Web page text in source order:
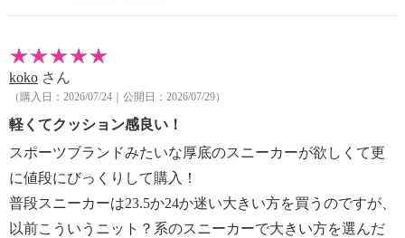
・片足約１９０ｇ（サイズにより多少の差異あり）
・摩擦による色落ち 色移り注意
【原産国（地）】
・中国製
koko さん
（購入日：2026/07/24｜公開日：2026/07/29）
軽くてクッション感良い！
スポーツブランドみたいな厚底のスニーカーが欲しくて更
に値段にびっくりして購入！
普段スニーカーは23.5か24か迷い大きい方を買うのですが、
以前こういうニット？系のスニーカーで大きい方を選んだ